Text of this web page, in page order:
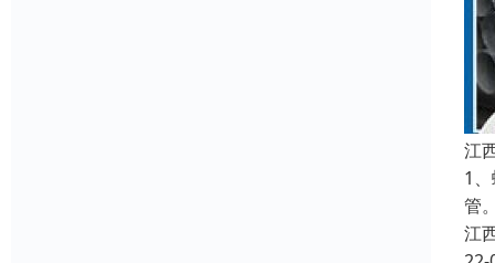
江
1
管
江